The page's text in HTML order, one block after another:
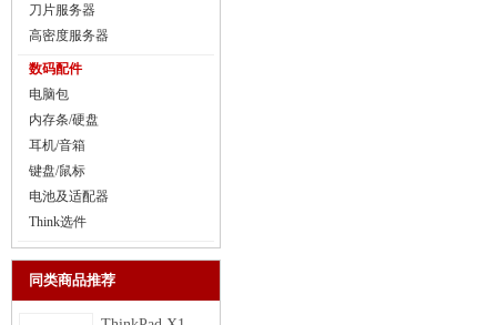
刀片服务器
高密度服务器
数码配件
电脑包
内存条/硬盘
耳机/音箱
键盘/鼠标
电池及适配器
Think选件
同类商品推荐